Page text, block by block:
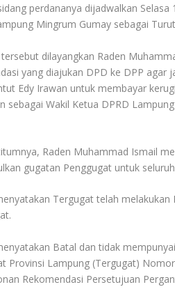
perdananya dijadwalkan
Mingrum Gumay sebagai
dilayangkan Raden
yang diajukan DPD ke DPP agar
Edy Irawan untuk membayar
sebagai Wakil Ketua DPRD
Raden Muhammad Ismail
gugatan Penggugat untuk
Tergugat telah
Batal dan tidak
Provinsi Lampung (Tergugat)
Rekomendasi Persetujuan